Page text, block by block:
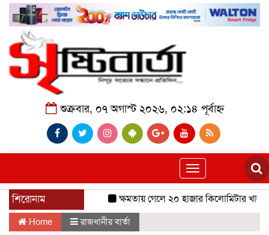
শুক্রবার, ০৭ অগাস্ট ২০২৬, ০২:১৪ পূর্বাহ্ন
Toggle
navigation
শিরোনাম ক্ষমতায় গেলে ২০ হাজার কিলোমিটার খাল
Home রাজধানীর বার্তা